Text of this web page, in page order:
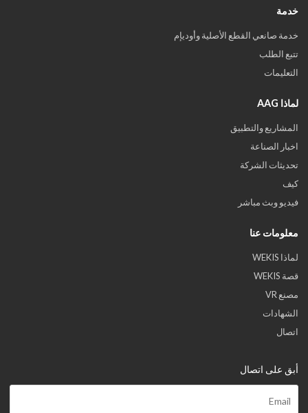
خدمة
خدمة صانعي القطع الأصلية وأوديإم
تتبع الطلب
التعليمات
لماذا AAG
المشاريع والتطبيق
اخبار الصناعة
تحديثات الشركة
كيف
فيديو وبث مباشر
معلومات عنا
لماذا WEKIS
قصة WEKIS
مصنع VR
الشهادات
اتصال
أبق على اتصال